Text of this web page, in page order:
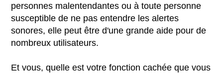
personnes malentendantes ou à toute personne
susceptible de ne pas entendre les alertes
sonores, elle peut être d'une grande aide pour de
nombreux utilisateurs.
Et vous, quelle est votre fonction cachée que vous